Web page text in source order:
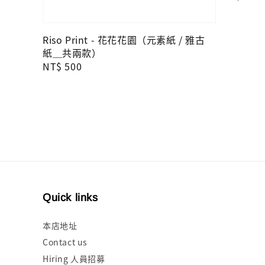
Riso Print - 花花花園（元素紙 / 雅古
紙＿共兩款）
Regular
NT$ 500
Quick links
本店地址
Contact us
Hiring 人員招募